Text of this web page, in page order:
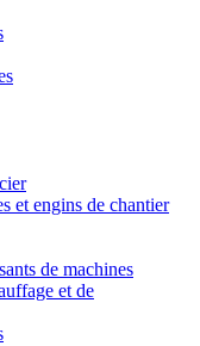
et engins de chantier
de machines
et de